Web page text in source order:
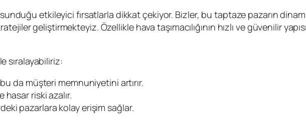
sunduğu etkileyici fırsatlarla dikkat çekiyor. Bizler, bu taptaze pazarın
geliştirmekteyiz. Özellikle hava taşımacılığının hızlı ve güvenilir
sıralayabiliriz:
da müşteri memnuniyetini artırır.
hasar riski azalır.
pazarlara kolay erişim sağlar.